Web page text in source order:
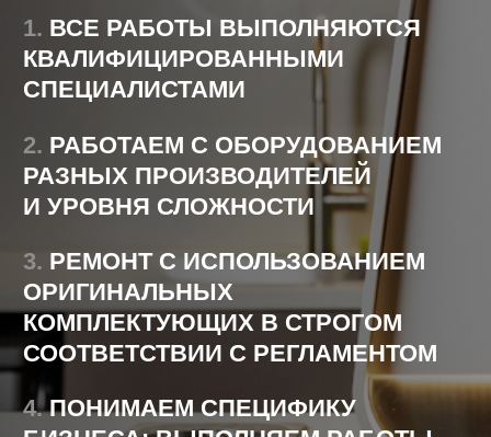
Итоговая цена определяется
от характера неисправности, сложности
работ, а также стоимости комплектующих
для ремонта или технического
ПОМОЖЕМ В ВЫБОРЕ
Получите профессиональную консультацию по
выбору техники. Укажите контакты – мы с вами
свяжемся!